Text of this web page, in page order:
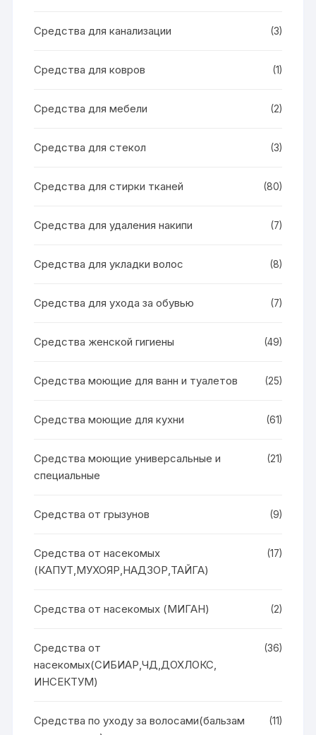
Средства для канализации (3)
Средства для ковров (1)
Средства для мебели (2)
Средства для стекол (3)
Средства для стирки тканей (80)
Средства для удаления накипи (7)
Средства для укладки волос (8)
Средства для ухода за обувью (7)
Средства женской гигиены (49)
Средства моющие для ванн и туалетов (25)
Средства моющие для кухни (61)
Средства моющие универсальные и
специальные
(21)
Средства от грызунов (9)
Средства от насекомых
(КАПУТ,МУХОЯР,НАДЗОР,ТАЙГА)
(17)
Средства от насекомых (МИГАН) (2)
Средства от
насекомых(СИБИАР,ЧД,ДОХЛОКС,
ИНСЕКТУМ)
(36)
Средства по уходу за волосами(бальзам
(11)